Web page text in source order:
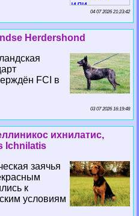
04 07 2026 21:23:42
Herdershond
FCI в
03 07 2026 16:19:48
ихнилатис,
Ichnilatis
заячья
к
условиям